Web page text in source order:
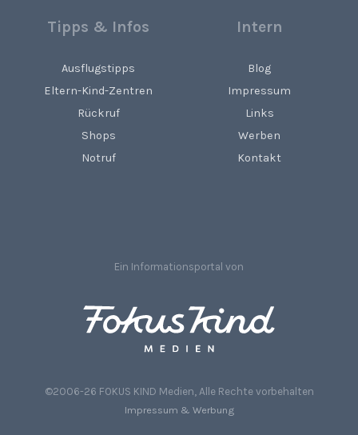
Tipps & Infos
Ausflugstipps
Eltern-Kind-Zentren
Rückruf
Shops
Notruf
Intern
Blog
Impressum
Links
Werben
Kontakt
Ein Informationsportal von
©2006-26 FOKUS KIND Medien, Alle Rechte vorbehalten
Impressum & Werbung